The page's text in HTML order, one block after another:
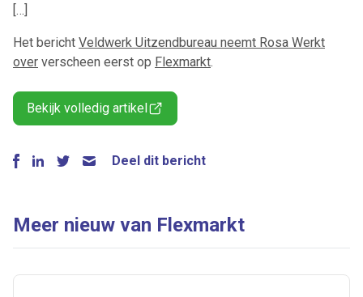
[…]
Het bericht Veldwerk Uitzendbureau neemt Rosa Werkt
over verscheen eerst op Flexmarkt.
Bekijk volledig artikel
Deel dit bericht
Meer nieuw van Flexmarkt